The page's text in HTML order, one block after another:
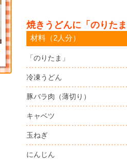
焼きうどんに「のりた
材料（2人分）
「のりたま」
冷凍うどん
豚バラ肉（薄切り）
キャベツ
玉ねぎ
にんじん